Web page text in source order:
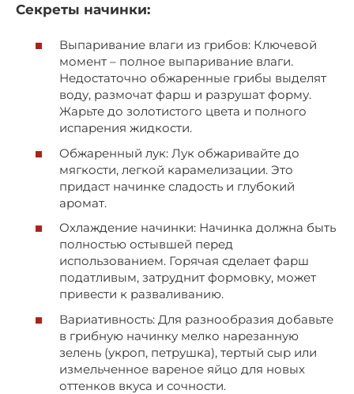
Секреты начинки:
Выпаривание влаги из грибов: Ключевой
момент – полное выпаривание влаги.
Недостаточно обжаренные грибы выделят
воду, размочат фарш и разрушат форму.
Жарьте до золотистого цвета и полного
испарения жидкости.
Обжаренный лук: Лук обжаривайте до
мягкости, легкой карамелизации. Это
придаст начинке сладость и глубокий
аромат.
Охлаждение начинки: Начинка должна быть
полностью остывшей перед
использованием. Горячая сделает фарш
податливым, затруднит формовку, может
привести к разваливанию.
Вариативность: Для разнообразия добавьте
в грибную начинку мелко нарезанную
зелень (укроп, петрушка), тертый сыр или
измельченное вареное яйцо для новых
оттенков вкуса и сочности.